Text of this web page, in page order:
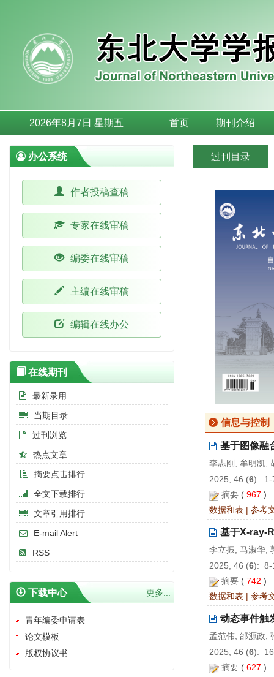
2026年8月7日 星期五 首页 期刊介绍
过刊目录
信息与控制
基于图像融
李志刚, 牟明凯,
2025, 46 (6): 1-
摘要 ( 967 )
数据和表 | 参考
基于X-ray-
李立振, 马淑华,
2025, 46 (6): 8-
摘要 ( 742 )
数据和表 | 参考
动态事件触
孟范伟, 邰源政,
2025, 46 (6):
摘要 ( 627 )
办公系统
作者投稿查稿
专家在线审稿
编委在线审稿
主编在线审稿
编辑在线办公
在线期刊
最新录用
当期目录
过刊浏览
热点文章
摘要点击排行
全文下载排行
文章引用排行
E-mail Alert
RSS
下载中心 更多...
青年编委申请表
论文模板
版权协议书